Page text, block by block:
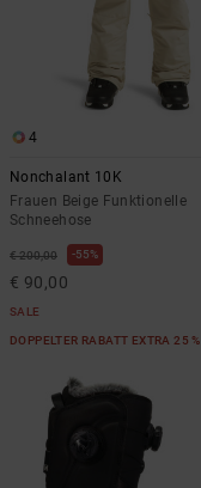
4
Nonchalant 10K
Frauen Beige Funktionelle
Schneehose
€ 200,00 55%
€ 90,00
SALE
DOPPELTER RABATT EXTRA 25 %